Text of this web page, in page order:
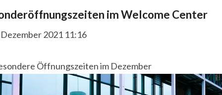
im Welcome Center
2021 11:16
Öffnungszeiten im Dezember